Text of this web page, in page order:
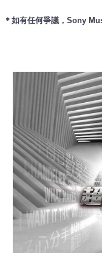
＊如有任何爭議，Sony